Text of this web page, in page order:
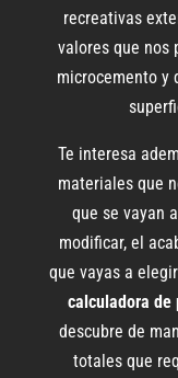
recreativas
valores que nos
microcemento y
Te interesa
materiales que
que se vayan
modificar, el
que vayas a
calculadora de
descubre de
totales que